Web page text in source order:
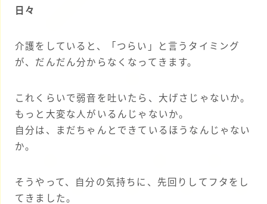
日々
介護をしていると、「つらい」と言うタイミング
が、だんだん分からなくなってきます。
これくらいで弱音を吐いたら、大げさじゃないか。
もっと大変な人がいるんじゃないか。
自分は、まだちゃんとできているほうなんじゃない
か。
そうやって、自分の気持ちに、先回りしてフタをし
てきました。